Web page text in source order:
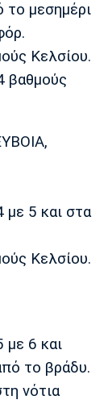
το μεσημέρι
Κελσίου.
βαθμούς
με 5 και στα
Κελσίου.
με 6 και
το βράδυ.
νότια